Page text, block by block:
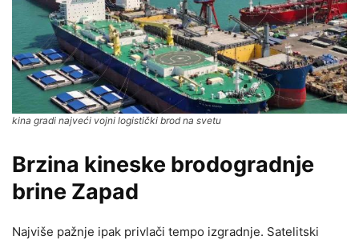
kina gradi najveći vojni logistički brod na svetu
Brzina kineske brodogradnje
brine Zapad
Najviše pažnje ipak privlači tempo izgradnje. Satelitski